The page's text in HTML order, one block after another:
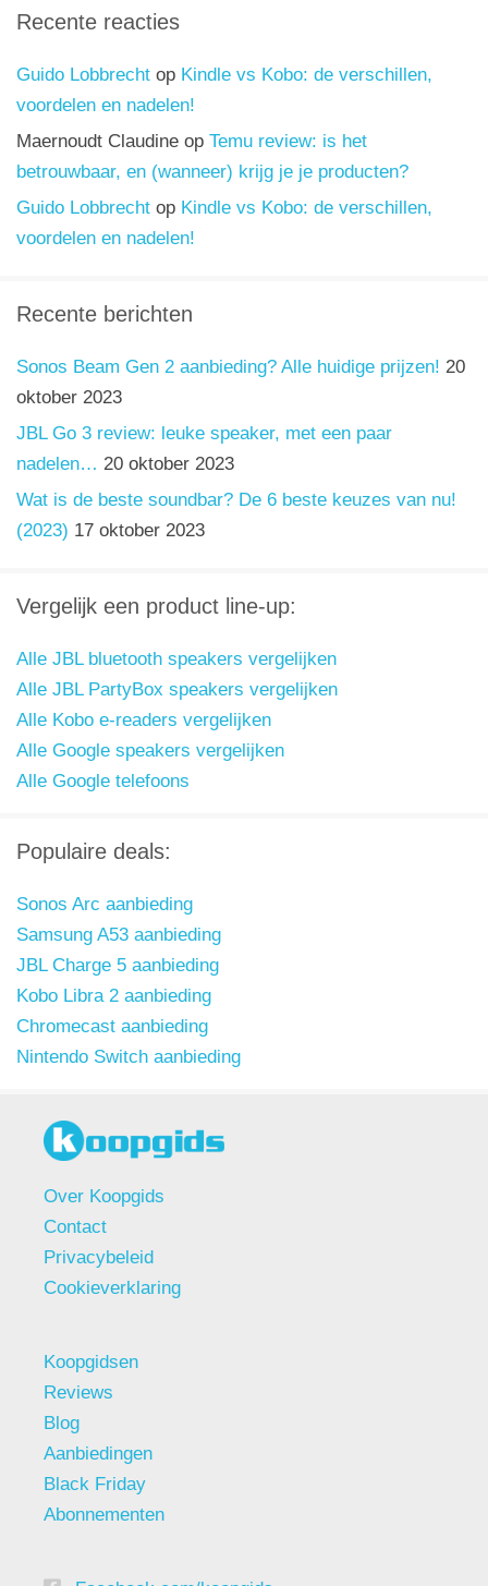
Recente reacties
Guido Lobbrecht op Kindle vs Kobo: de verschillen,
voordelen en nadelen!
Maernoudt Claudine op Temu review: is het
betrouwbaar, en (wanneer) krijg je je producten?
Guido Lobbrecht op Kindle vs Kobo: de verschillen,
voordelen en nadelen!
Recente berichten
Sonos Beam Gen 2 aanbieding? Alle huidige prijzen! 20
oktober 2023
JBL Go 3 review: leuke speaker, met een paar
nadelen… 20 oktober 2023
Wat is de beste soundbar? De 6 beste keuzes van nu!
(2023) 17 oktober 2023
Vergelijk een product line-up:
Alle JBL bluetooth speakers vergelijken
Alle JBL PartyBox speakers vergelijken
Alle Kobo e-readers vergelijken
Alle Google speakers vergelijken
Alle Google telefoons
Populaire deals:
Sonos Arc aanbieding
Samsung A53 aanbieding
JBL Charge 5 aanbieding
Kobo Libra 2 aanbieding
Chromecast aanbieding
Nintendo Switch aanbieding
Over Koopgids
Contact
Privacybeleid
Cookieverklaring
Koopgidsen
Reviews
Blog
Aanbiedingen
Black Friday
Abonnementen